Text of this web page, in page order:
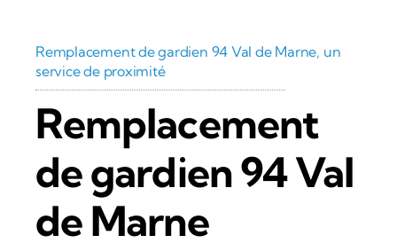
Remplacement de gardien 94 Val de Marne, un
service de proximité
Remplacement
de gardien 94 Val
de Marne